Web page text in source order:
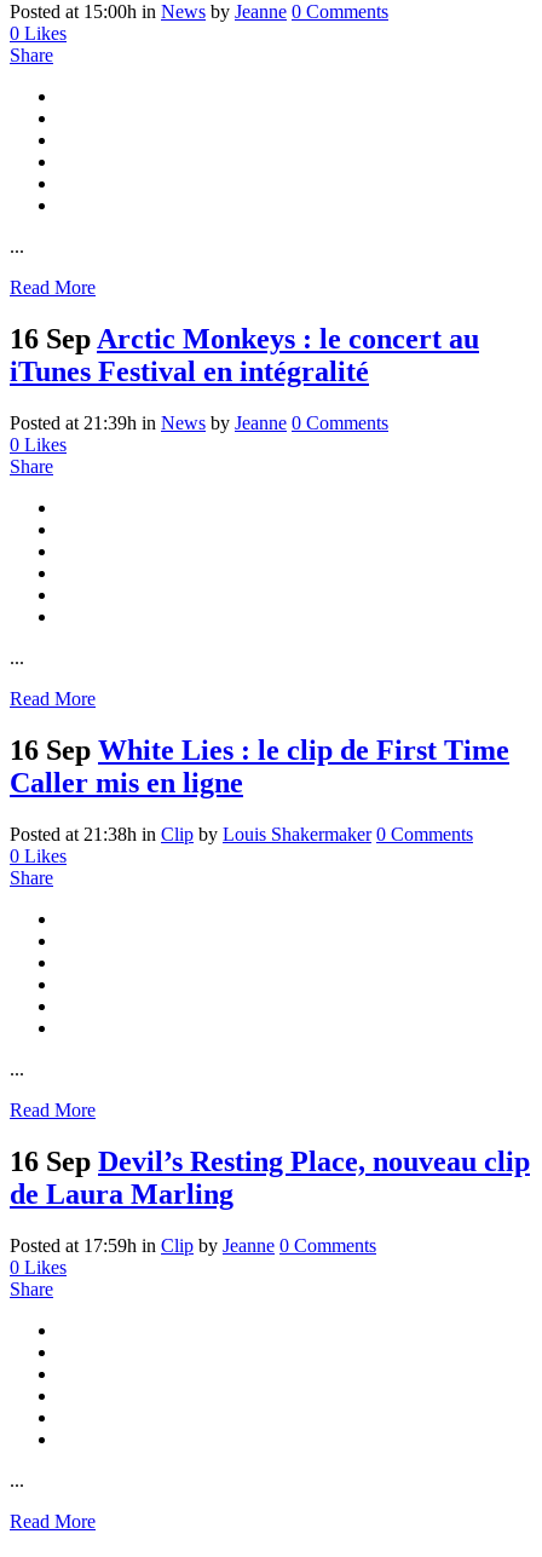
Posted at 15:00h in News by Jeanne 0 Comments
0 Likes
Share
...
Read More
16 SepArctic Monkeys : le concert au
iTunes Festival en intégralité
Posted at 21:39h in News by Jeanne 0 Comments
0 Likes
Share
...
Read More
16 Sep White Lies : le clip de First Time
Caller mis en ligne
Posted at 21:38h in Clip by Louis Shakermaker 0 Comments
0 Likes
Share
...
Read More
16 Sep Devil’s Resting Place, nouveau clip
de Laura Marling
Posted at 17:59h in Clip by Jeanne 0 Comments
0 Likes
Share
...
Read More